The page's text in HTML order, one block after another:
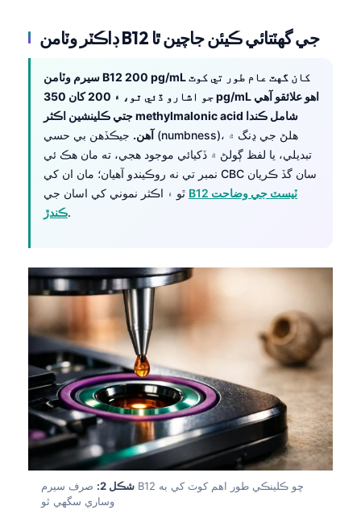
ڊاڪٽر وٽامن B12 جي گهٽتائي ڪيئن جاچين ٿا
سيرم وٽامن B12 200 pg/mL کان گهٽ عام طور تي کوٽ
جو اشارو ڏئي ٿو، ۽ 200 کان 350 pg/mL اهو علائقو آهي
جتي ڪلينشين اڪثر methylmalonic acid شامل ڪندا
آهن. جيڪڏهن بي حسي (numbness)، هلڻ جي ڍنگ ۾
تبديلي، يا لفظ ڳولڻ ۾ ڏکيائي موجود هجي، ته مان هڪ ئي
نمبر تي نه روڪيندو آهيان؛ مان ان کي CBC سان گڏ ڪريان
B12 ٽيسٽ جي وضاحت
ڪندڙ.
شڪل 2:
صرف سيرم B12 ڇو ڪلينڪي طور اهم کوٽ کي به
وساري سگهي ٿو